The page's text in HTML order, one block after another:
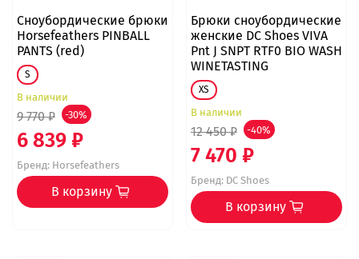
Сноубордические брюки
Horsefeathers PINBALL
PANTS (red)
S
В наличии
9 770 ₽ -30%
6 839 ₽
Бренд:Horsefeathers
В корзину
Брюки сноубордические
женские DC Shoes VIVA
Pnt J SNPT RTF0 BIO WASH
WINETASTING
XS
В наличии
12 450 ₽ -40%
7 470 ₽
Бренд:DC Shoes
В корзину